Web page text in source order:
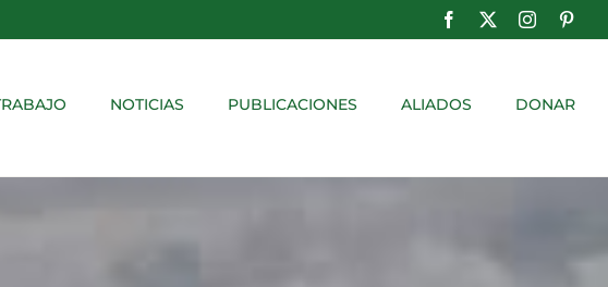
Facebook Instagram
NOTICIAS PUBLICACIONES ALIADOS DONAR